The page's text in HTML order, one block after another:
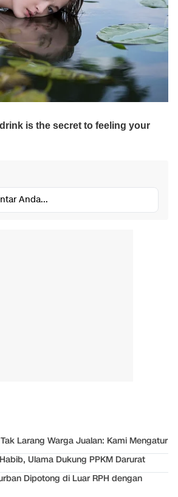
Anda...
Larang Warga Jualan: Kami Mengatur
Ulama Dukung PPKM Darurat
Dipotong di Luar RPH dengan